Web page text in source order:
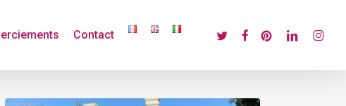
Contact twitter facebookpinterestlinkedin